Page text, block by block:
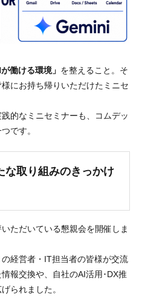
が働ける環境」 を整えること。そ
にお持ち帰りいただけたミニセ
的なミニセミナーも、コムデッ
です。
な取り組みのきっかけ
ただいている懇親会を開催しま
経営者・IT担当者の皆様が交流
報交換や、自社のAI活用･DX推
られました。